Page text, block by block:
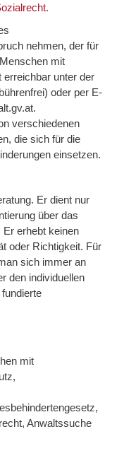
nehmen, der für
mit
erreichbar unter der
oder per E-
.
verschiedenen
die sich für die
einsetzen.
Er dient nur
über das
erhebt keinen
oder Richtigkeit. Für
sich immer an
den individuellen
mit
Anwaltssuche